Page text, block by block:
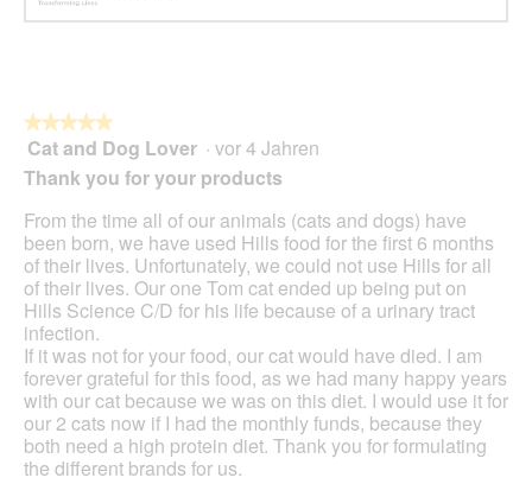
★★★★★
★★★★★
5
Sternen.
Cat and Dog Lover · vor 4 Jahren
Thank you for your products
From the time all of our animals (cats and dogs) have
been born, we have used Hills food for the first 6 months
of their lives. Unfortunately, we could not use Hills for all
of their lives. Our one Tom cat ended up being put on
Hills Science C/D for his life because of a urinary tract
infection.
If it was not for your food, our cat would have died. I am
forever grateful for this food, as we had many happy years
with our cat because we was on this diet. I would use it for
our 2 cats now if I had the monthly funds, because they
both need a high protein diet. Thank you for formulating
the different brands for us.